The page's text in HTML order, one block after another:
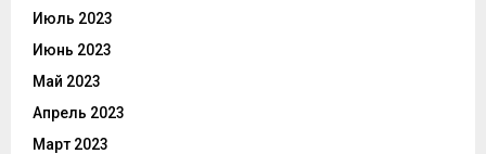
Июль 2023
Июнь 2023
Май 2023
Апрель 2023
Март 2023